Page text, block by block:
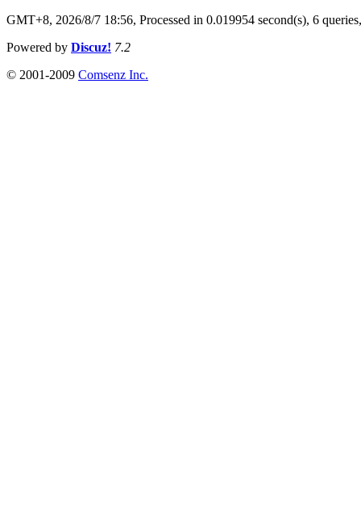
GMT+8, 2026/8/7 18:56, Processed in 0.019954 second(s), 6
Powered by Discuz! 7.2
© 2001-2009 Comsenz Inc.